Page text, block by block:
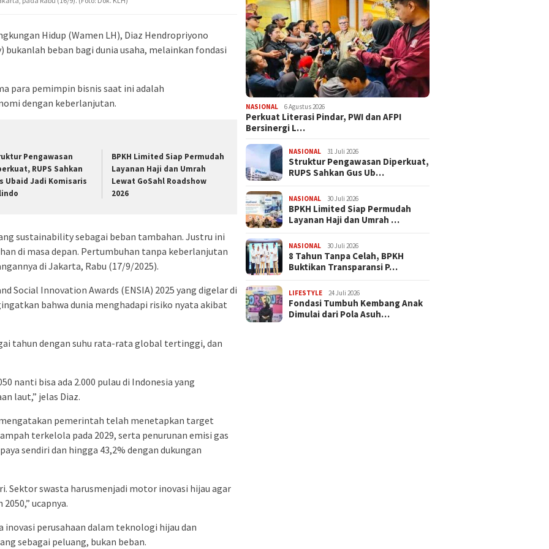
Hidup (Wamen LH), Diaz Hendropriyono
beban bagi dunia usaha, melainkan fondasi
para pemimpin bisnis saat ini adalah
dengan keberlanjutan.
Pengawasan
RUPS Sahkan
Ubaid Jadi Komisaris
BPKH Limited Siap Permudah
Layanan Haji dan Umrah
Lewat GoSahl Roadshow
2026
sustainability sebagai beban tambahan. Justru ini
di masa depan. Pertumbuhan tanpa keberlanjutan
di Jakarta, Rabu (17/9/2025).
Social Innovation Awards (ENSIA) 2025 yang digelar di
bahwa dunia menghadapi risiko nyata akibat
tahun dengan suhu rata-rata global tertinggi, dan
nanti bisa ada 2.000 pulau di Indonesia yang
laut,” jelas Diaz.
pemerintah telah menetapkan target
terkelola pada 2029, serta penurunan emisi gas
sendiri dan hingga 43,2% dengan dukungan
Sektor swasta harusmenjadi motor inovasi hijau agar
ucapnya.
inovasi perusahaan dalam teknologi hijau dan
sebagai peluang, bukan beban.
NASIONAL 6 Agustus 2026
Perkuat Literasi Pindar, PWI dan AFPI
Bersinergi L…
NASIONAL 31 Juli 2026
​Struktur Pengawasan Diperkuat,
RUPS Sahkan Gus Ub…
NASIONAL 30 Juli 2026
BPKH Limited Siap Permudah
Layanan Haji dan Umrah …
NASIONAL 30 Juli 2026
​8 Tahun Tanpa Celah, BPKH
Buktikan Transparansi P…
LIFESTYLE 24 Juli 2026
Fondasi Tumbuh Kembang Anak
Dimulai dari Pola Asuh…